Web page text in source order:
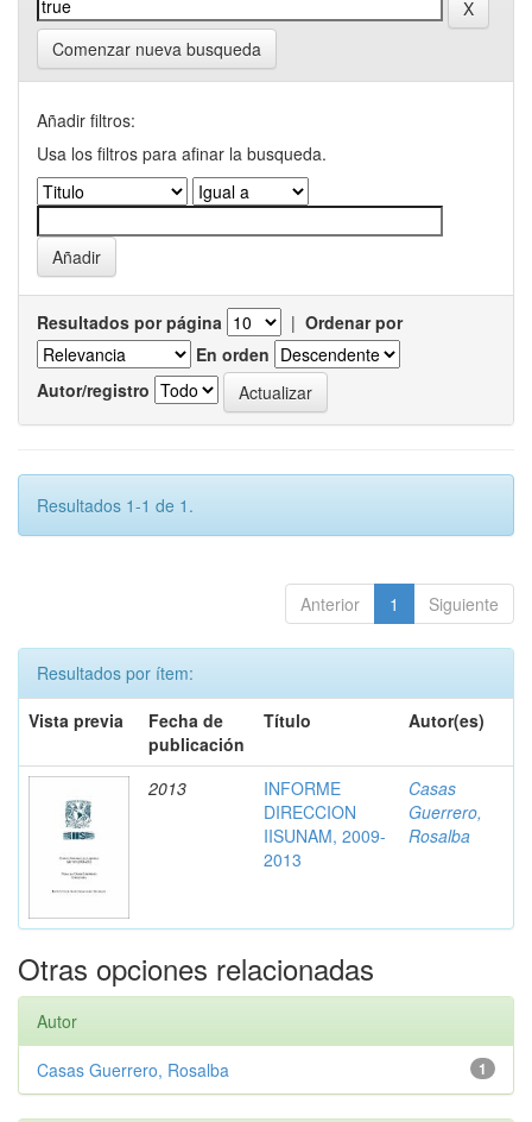
Comenzar nueva busqueda
Añadir filtros:
Usa los filtros para afinar la busqueda.
Resultados por página | Ordenar por
En orden
Autor/registro
Resultados 1-1 de 1.
Anterior 1 Siguiente
Resultados por ítem:
Vista previa
Fecha de
publicación
Título Autor(es)
2013
INFORME
DIRECCION
IISUNAM, 2009-
2013
Casas
Guerrero,
Rosalba
Otras opciones relacionadas
Autor
1
Casas Guerrero, Rosalba